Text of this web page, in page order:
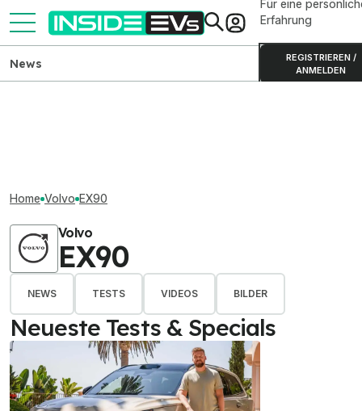
Für eine
Erfahrung
REGISTRIEREN /
ANMELDEN
News
Home Volvo EX90
Volvo
EX90
NEWS TESTS VIDEOS BILDER
Neueste Tests & Specials